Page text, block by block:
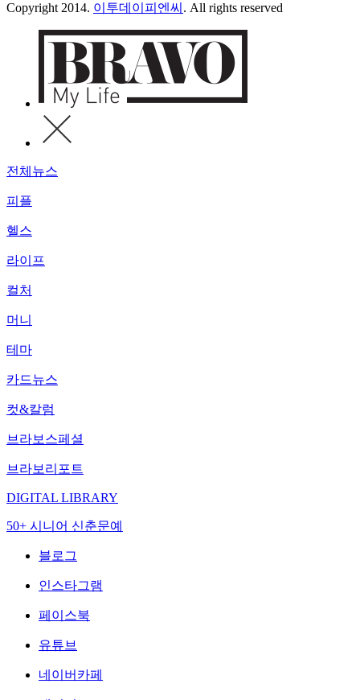
Copyright 2014. 이투데이피엔씨 . All rights reserved
전체뉴스
피플
헬스
라이프
컬처
머니
테마
카드뉴스
컷&칼럼
브라보스페셜
브라보리포트
DIGITAL LIBRARY
50+ 시니어 신춘문예
블로그
인스타그램
페이스북
유튜브
네이버카페